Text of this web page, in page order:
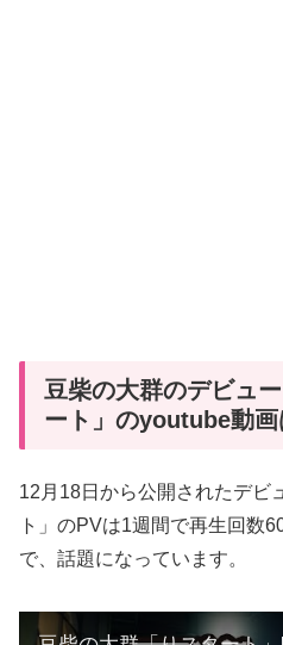
豆柴の大群のデビュ
ート」のyoutube動画
12月18日から公開されたデビ
ト」のPVは1週間で再生回数
で、話題になっています。